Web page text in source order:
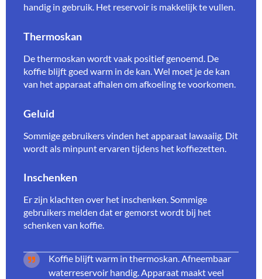
handig in gebruik. Het reservoir is makkelijk te vullen.
Thermoskan
De thermoskan wordt vaak positief genoemd. De
koffie blijft goed warm in de kan. Wel moet je de kan
van het apparaat afhalen om afkoeling te voorkomen.
Geluid
Sommige gebruikers vinden het apparaat lawaaiig. Dit
wordt als minpunt ervaren tijdens het koffiezetten.
Inschenken
Er zijn klachten over het inschenken. Sommige
gebruikers melden dat er gemorst wordt bij het
schenken van koffie.
Koffie blijft warm in thermoskan. Afneembaar
waterreservoir handig. Apparaat maakt veel